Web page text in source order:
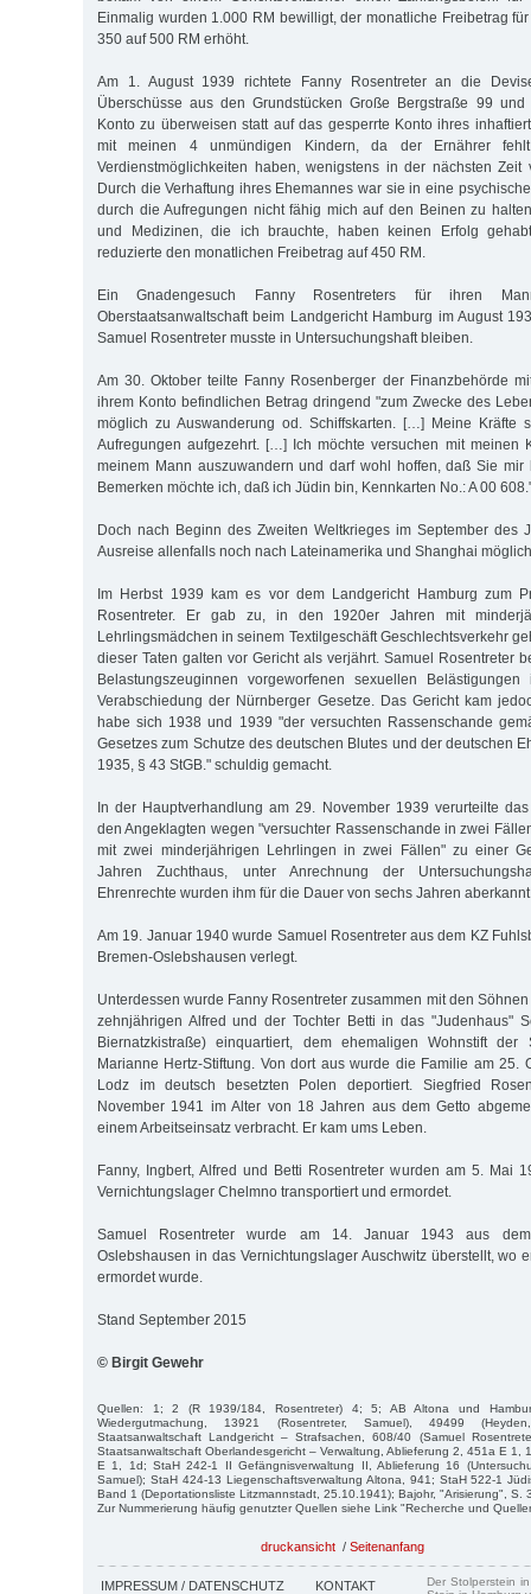
Einmalig wurden 1.000 RM bewilligt, der monatliche Freibetrag
350 auf 500 RM erhöht.
Am 1. August 1939 richtete Fanny Rosentreter an die
Überschüsse aus den Grundstücken Große Bergstraße 99
Konto zu überweisen statt auf das gesperrte Konto ihres
mit meinen 4 unmündigen Kindern, da der Ernährer
Verdienstmöglichkeiten haben, wenigstens in der nächsten Zeit
Durch die Verhaftung ihres Ehemannes war sie in eine
durch die Aufregungen nicht fähig mich auf den Beinen zu
und Medizinen, die ich brauchte, haben keinen Erfolg
reduzierte den monatlichen Freibetrag auf 450 RM.
Ein Gnadengesuch Fanny Rosentreters für ihren
Oberstaatsanwaltschaft beim Landgericht Hamburg im August
Samuel Rosentreter musste in Untersuchungshaft bleiben.
Am 30. Oktober teilte Fanny Rosenberger der Finanzbehörde
ihrem Konto befindlichen Betrag dringend "zum Zwecke des
möglich zu Auswanderung od. Schiffskarten. […] Meine Kräfte
Aufregungen aufgezehrt. […] Ich möchte versuchen mit meinen
meinem Mann auszuwandern und darf wohl hoffen, daß Sie mir
Bemerken möchte ich, daß ich Jüdin bin, Kennkarten No.: A 00
Doch nach Beginn des Zweiten Weltkrieges im September des
Ausreise allenfalls noch nach Lateinamerika und Shanghai
Im Herbst 1939 kam es vor dem Landgericht Hamburg zum
Rosentreter. Er gab zu, in den 1920er Jahren mit
Lehrlingsmädchen in seinem Textilgeschäft Geschlechtsverkehr
dieser Taten galten vor Gericht als verjährt. Samuel Rosentreter
Belastungszeuginnen vorgeworfenen sexuellen
Verabschiedung der Nürnberger Gesetze. Das Gericht kam
habe sich 1938 und 1939 "der versuchten Rassenschande
Gesetzes zum Schutze des deutschen Blutes und der deutschen
1935, § 43 StGB." schuldig gemacht.
In der Hauptverhandlung am 29. November 1939 verurteilte
den Angeklagten wegen "versuchter Rassenschande in zwei
mit zwei minderjährigen Lehrlingen in zwei Fällen" zu einer
Jahren Zuchthaus, unter Anrechnung der
Ehrenrechte wurden ihm für die Dauer von sechs Jahren
Am 19. Januar 1940 wurde Samuel Rosentreter aus dem KZ
Bremen-Oslebshausen verlegt.
Unterdessen wurde Fanny Rosentreter zusammen mit den
zehnjährigen Alfred und der Tochter Betti in das "Judenhaus"
Biernatzkistraße) einquartiert, dem ehemaligen Wohnstift der
Marianne Hertz-Stiftung. Von dort aus wurde die Familie am 25.
Lodz im deutsch besetzten Polen deportiert. Siegfried
November 1941 im Alter von 18 Jahren aus dem Getto
einem Arbeitseinsatz verbracht. Er kam ums Leben.
Fanny, Ingbert, Alfred und Betti Rosentreter wurden am 5. Mai
Vernichtungslager Chelmno transportiert und ermordet.
Samuel Rosentreter wurde am 14. Januar 1943 aus dem
Oslebshausen in das Vernichtungslager Auschwitz überstellt, wo
ermordet wurde.
Stand September 2015
© Birgit Gewehr
Quellen: 1; 2 (R 1939/184, Rosentreter) 4; 5; AB Altona und
Wiedergutmachung, 13921 (Rosentreter, Samuel), 49499
Staatsanwaltschaft Landgericht – Strafsachen, 608/40 (Samuel
Staatsanwaltschaft Oberlandesgericht – Verwaltung, Ablieferung 2, 451a E 1,
E 1, 1d; StaH 242-1 II Gefängnisverwaltung II, Ablieferung 16
Samuel); StaH 424-13 Liegenschaftsverwaltung Altona, 941; StaH 522-1
Band 1 (Deportationsliste Litzmannstadt, 25.10.1941); Bajohr, "Arisierung", S.
Zur Nummerierung häufig genutzter Quellen siehe Link "Recherche und
druckansicht / Seitenanfang
IMPRESSUM / DATENSCHUTZ KONTAKT
Der Stolperstein